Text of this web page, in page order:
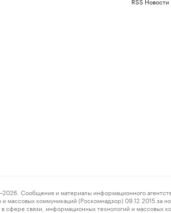
и материалы информационного агентства
массовых коммуникаций (Роскомнадзор) 09.12.2015
сфере связи, информационных технологий и